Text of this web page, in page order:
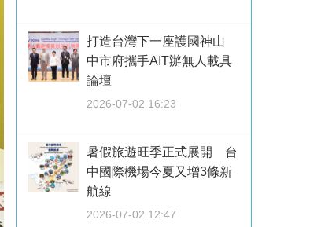
打造台灣下一座護國神山
中市府攜手AIT辦無人載具
論壇
2026-07-02 16:23
暑假旅遊旺季正式展開 台
中國際機場今夏又增3條新
航線
2026-07-02 12:47